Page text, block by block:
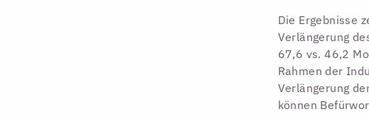
Die Ergebnisse
Verlängerung
67,6 vs. 46,2
Rahmen der
Verlängerung
können